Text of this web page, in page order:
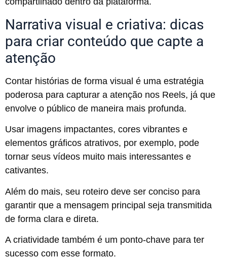
Narrativa visual e criativa: dicas
para criar conteúdo que capte a
atenção
Contar histórias de forma visual é uma estratégia
poderosa para capturar a atenção nos Reels, já que
envolve o público de maneira mais profunda.
Usar imagens impactantes, cores vibrantes e
elementos gráficos atrativos, por exemplo, pode
tornar seus vídeos muito mais interessantes e
cativantes.
Além do mais, seu roteiro deve ser conciso para
garantir que a mensagem principal seja transmitida
de forma clara e direta.
A criatividade também é um ponto-chave para ter
sucesso com esse formato.